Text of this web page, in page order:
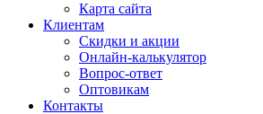
Карта сайта
Клиентам
Скидки и акции
Онлайн-калькулятор
Вопрос-ответ
Оптовикам
Контакты